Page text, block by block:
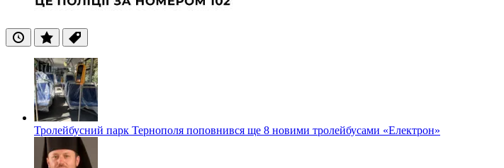
ОстанніПопулярні
Теги
Тролейбусний парк Тернополя поповнився ще 8 новими тролейбусами «Електрон»